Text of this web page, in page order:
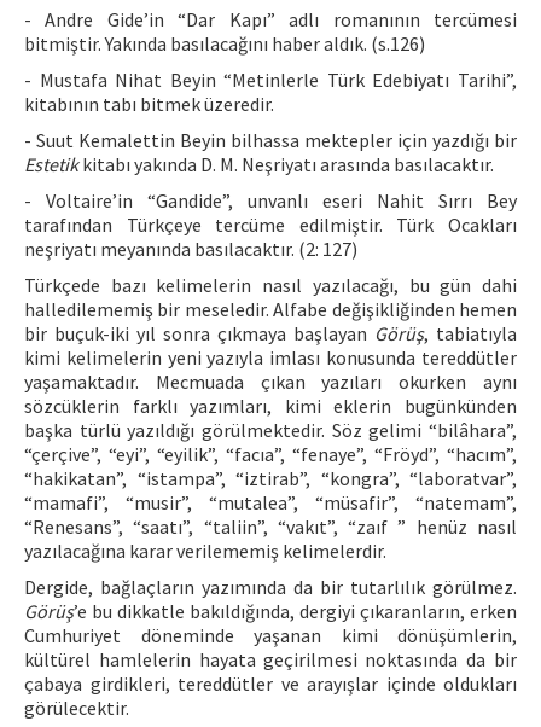
- Andre Gide’in “Dar Kapı” adlı romanının tercümesi
bitmiştir. Yakında basılacağını haber aldık. (s.126)
- Mustafa Nihat Beyin “Metinlerle Türk Edebiyatı Tarihi”,
kitabının tabı bitmek üzeredir.
- Suut Kemalettin Beyin bilhassa mektepler için yazdığı bir
Estetikkitabı yakında D. M. Neşriyatı arasında basılacaktır.
- Voltaire’in “Gandide”, unvanlı eseri Nahit Sırrı Bey
tarafından Türkçeye tercüme edilmiştir. Türk Ocakları
neşriyatı meyanında basılacaktır. (2: 127)
Türkçede bazı kelimelerin nasıl yazılacağı, bu gün dahi
halledilememiş bir meseledir. Alfabe değişikliğinden hemen
bir buçuk-iki yıl sonra çıkmaya başlayan Görüş, tabiatıyla
kimi kelimelerin yeni yazıyla imlası konusunda tereddütler
yaşamaktadır. Mecmuada çıkan yazıları okurken aynı
sözcüklerin farklı yazımları, kimi eklerin bugünkünden
başka türlü yazıldığı görülmektedir. Söz gelimi “bilâhara”,
“çerçive”, “eyi”, “eyilik”, “facıa”, “fenaye”, “Fröyd”, “hacım”,
“hakikatan”, “istampa”, “iztirab”, “kongra”, “laboratvar”,
“mamafi”, “musir”, “mutalea”, “müsafir”, “natemam”,
“Renesans”, “saatı”, “taliin”, “vakıt”, “zaıf ” henüz nasıl
yazılacağına karar verilememiş kelimelerdir.
Dergide, bağlaçların yazımında da bir tutarlılık görülmez.
Görüş’e bu dikkatle bakıldığında, dergiyi çıkaranların, erken
Cumhuriyet döneminde yaşanan kimi dönüşümlerin,
kültürel hamlelerin hayata geçirilmesi noktasında da bir
çabaya girdikleri, tereddütler ve arayışlar içinde oldukları
görülecektir.